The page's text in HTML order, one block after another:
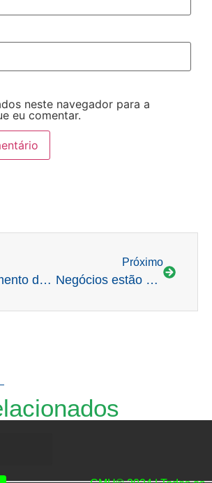
neste navegador para a
eu comentar.
Racionamento de energia à vista
Próximo
Negócios estão mais “secos” com estiagem